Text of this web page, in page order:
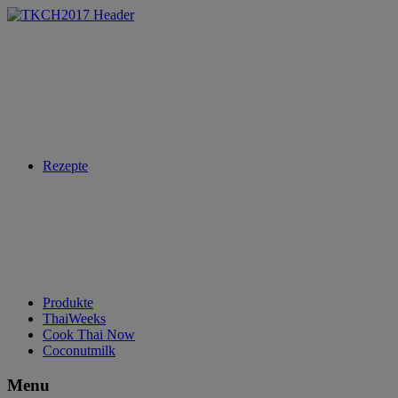
Rezepte
Produkte
ThaiWeeks
Cook Thai Now
Coconutmilk
Menu